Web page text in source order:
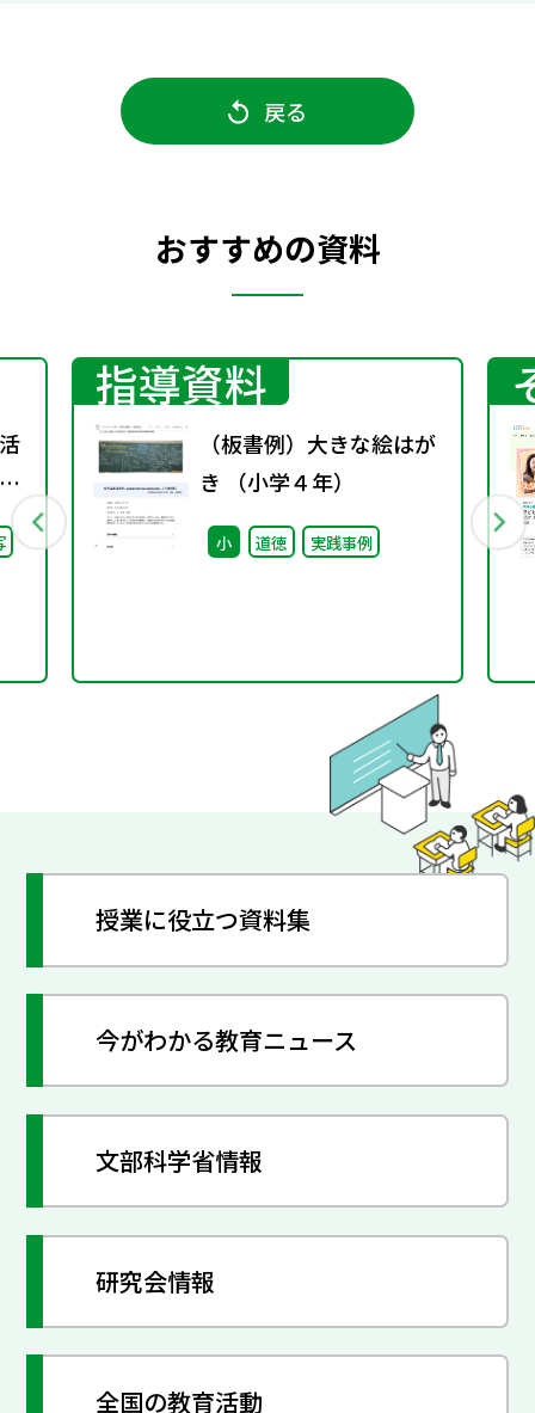
戻る
おすすめの資料
指導資料
（板書例）大きな絵はが
き （小学４年）
小 道徳 実践事例
授業に役立つ資料集
今がわかる教育ニュース
文部科学省情報
研究会情報
全国の教育活動